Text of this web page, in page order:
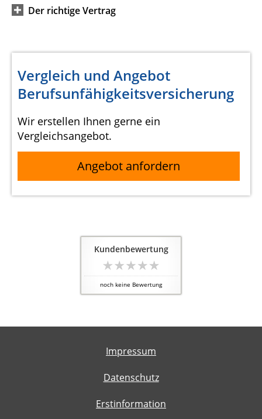
Der richtige Vertrag
Vergleich und Angebot
Berufsunfähigkeitsversicherung
Wir erstellen Ihnen gerne ein
Vergleichsangebot.
Angebot anfordern
Kundenbewertung
noch keine Bewertung
Impressum
Datenschutz
Erstinformation